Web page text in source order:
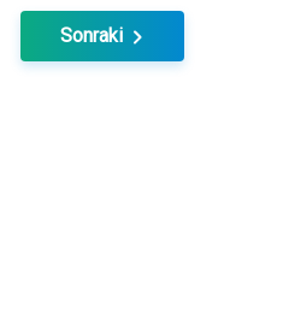
Sonraki